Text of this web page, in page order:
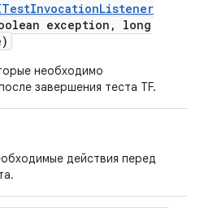
InvocationListener
exception ,
long
необходимо
завершения теста TF.
действия перед